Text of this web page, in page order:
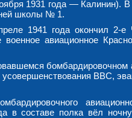
1931 года — Калинин).
школы № 1.
1941 года окончил 2-е
авиационное
бомбардировочном
ВВС,
в составе полка вёл